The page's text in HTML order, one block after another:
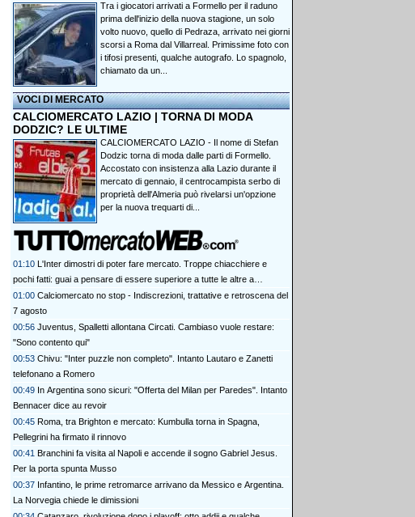
Tra i giocatori arrivati a Formello per il raduno
prima dell'inizio della nuova stagione, un solo
volto nuovo, quello di Pedraza, arrivato nei giorni
scorsi a Roma dal Villarreal. Primissime foto con
i tifosi presenti, qualche autografo. Lo spagnolo,
chiamato da un...
VOCI DI MERCATO
CALCIOMERCATO LAZIO | TORNA DI MODA
DODZIC? LE ULTIME
CALCIOMERCATO LAZIO - Il nome di Stefan
Dodzic torna di moda dalle parti di Formello.
Accostato con insistenza alla Lazio durante il
mercato di gennaio, il centrocampista serbo di
proprietà dell'Almeria può rivelarsi un'opzione
per la nuova trequarti di...
01:10 L'Inter dimostri di poter fare mercato. Troppe chiacchiere e
pochi fatti: guai a pensare di essere superiore a tutte le altre a
prescindere. Juve, il portiere può diventare un "problema". Milan-Leao,
serve una decisione netta
01:00 Calciomercato no stop - Indiscrezioni, trattative e retroscena del
7 agosto
00:56 Juventus, Spalletti allontana Circati. Cambiaso vuole restare:
"Sono contento qui"
00:53 Chivu: "Inter puzzle non completo". Intanto Lautaro e Zanetti
telefonano a Romero
00:49 In Argentina sono sicuri: "Offerta del Milan per Paredes". Intanto
Bennacer dice au revoir
00:45 Roma, tra Brighton e mercato: Kumbulla torna in Spagna,
Pellegrini ha firmato il rinnovo
00:41 Branchini fa visita al Napoli e accende il sogno Gabriel Jesus.
Per la porta spunta Musso
00:37 Infantino, le prime retromarce arrivano da Messico e Argentina.
La Norvegia chiede le dimissioni